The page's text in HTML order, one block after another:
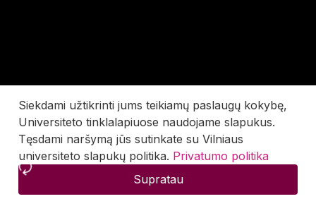
Siekdami užtikrinti jums teikiamų paslaugų kokybę,
Universiteto tinklalapiuose naudojame slapukus.
Tęsdami naršymą jūs sutinkate su Vilniaus
universiteto slapukų politika. Privatumo politika
Supratau